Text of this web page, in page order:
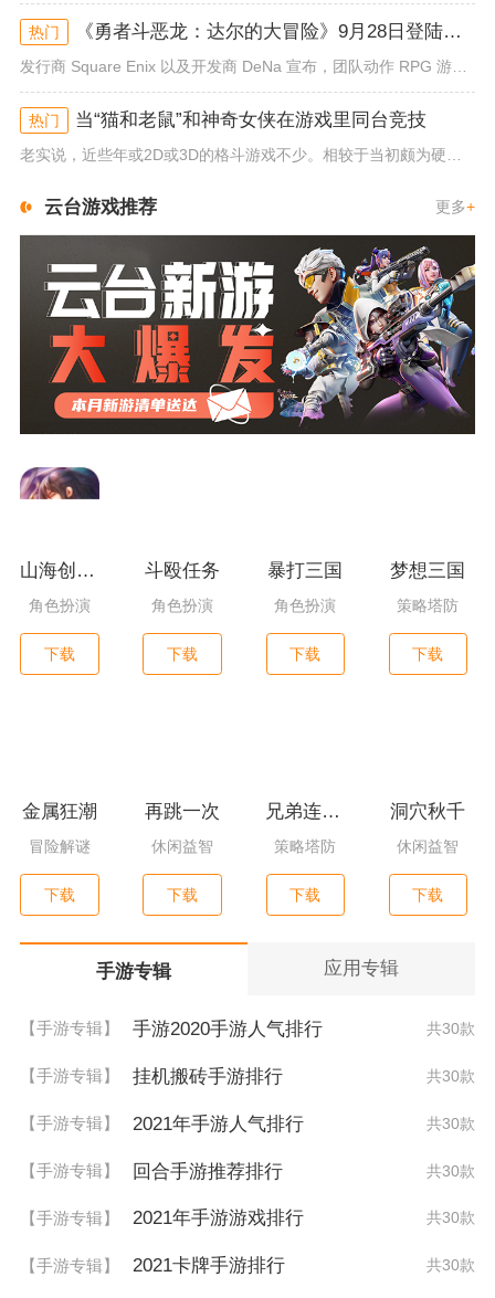
热门 《勇者斗恶龙：达尔的大冒险》9月28日登陆苹果谷歌应用商店
发行商 Square Enix 以及开发商 DeNa 宣布，团队动作 RPG 游戏《勇者斗恶龙：达尔的大冒险 魂之绊》将...
热门 当“猫和老鼠”和神奇女侠在游戏里同台竞技
云台游戏推荐 更多+
山海创世录一剑天逆
角色扮演
下载
斗殴任务
角色扮演
下载
暴打三国
角色扮演
下载
梦想三国
策略塔防
下载
金属狂潮
冒险解谜
下载
再跳一次
休闲益智
下载
兄弟连3：战争之子
策略塔防
下载
洞穴秋千
休闲益智
下载
手游专辑 应用专辑
【手游专辑】 手游2020手游人气排行 共30款
【手游专辑】 挂机搬砖手游排行 共30款
【手游专辑】 2021年手游人气排行 共30款
【手游专辑】 回合手游推荐排行 共30款
【手游专辑】 2021年手游游戏排行 共30款
【手游专辑】 2021卡牌手游排行 共30款